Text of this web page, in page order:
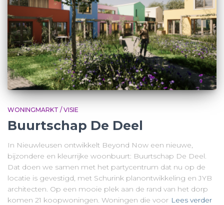
WONINGMARKT / VISIE
Buurtschap De Deel
In Nieuwleusen ontwikkelt Beyond Now een nieuwe,
bijzondere en kleurrijke woonbuurt: Buurtschap De Deel.
Dat doen we samen met het partycentrum dat nu op de
locatie is gevestigd, met Schurink planontwikkeling en JYB
architecten. Op een mooie plek aan de rand van het dorp
komen 21 koopwoningen. Woningen die voor Lees verder